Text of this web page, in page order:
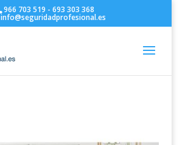
966 703 519 - 693 303 368
info@seguridadprofesional.es